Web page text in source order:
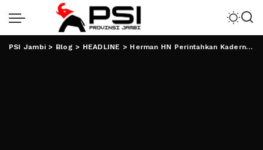
PSI Jambi > Blog > HEADLINE > Herman HN Perintahkan Kadernya Kampanyekan AMIN Sampai ke Desa